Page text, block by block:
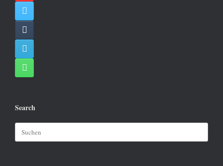
Search
Suchen
nach: